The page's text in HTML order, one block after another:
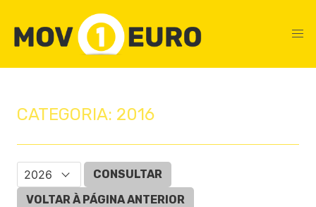
CATEGORIA: 2016
CONSULTAR
VOLTAR À PÁGINA ANTERIOR